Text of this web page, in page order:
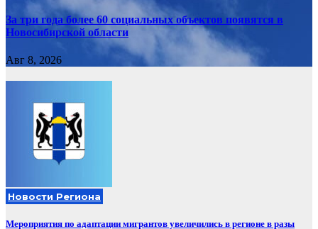
За три года более 60 социальных объектов появятся в
Новосибирской области
Авг 8, 2026
Новости Региона
Мероприятия по адаптации мигрантов увеличились в регионе в разы